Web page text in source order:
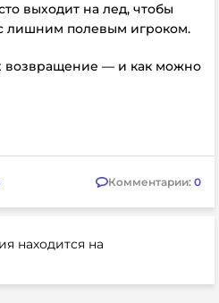
выходит на лед, чтобы
лишним полевым игроком.
возвращение — и как можно
Комментарии: 0
находится на